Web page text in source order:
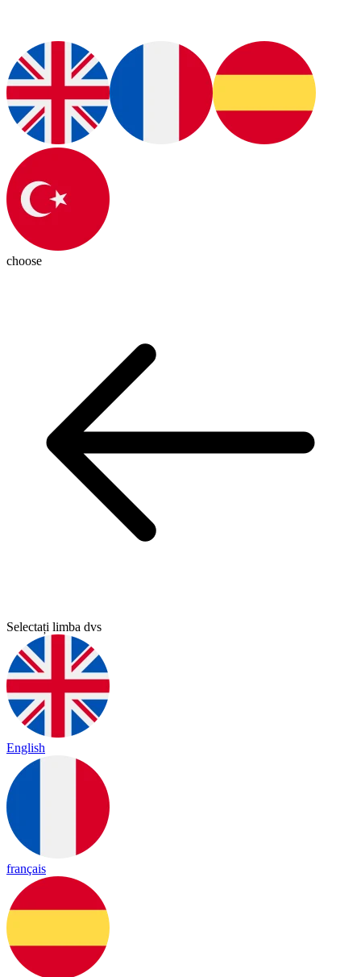
choose
Selectați limba dvs
English
français